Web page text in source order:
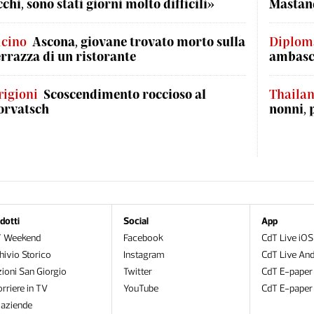
sono stati giorni molto difficili»
Ascona, giovane trovato morto sulla
di un ristorante
Scoscendimento roccioso al
nonni,
Weekend
Storico
San Giorgio
in TV
Social
Facebook
Instagram
Twitter
YouTube
App
CdT Live iOS
CdT Live
CdT E-
CdT E-